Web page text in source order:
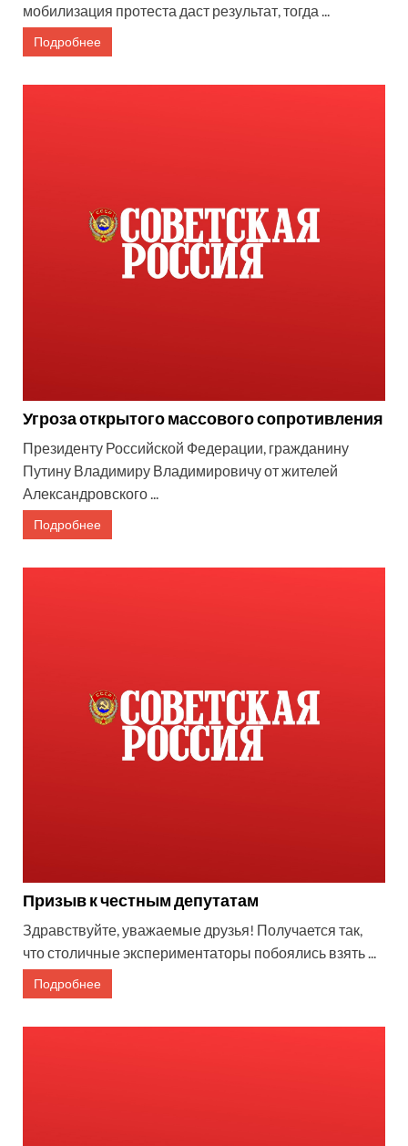
мобилизация протеста даст результат, тогда ...
Подробнее
Угроза открытого массового сопротивления
Президенту Российской Федерации, гражданину
Путину Владимиру Владимировичу от жителей
Александровского ...
Подробнее
Призыв к честным депутатам
Здравствуйте, уважаемые друзья! Получается так,
что столичные экспериментаторы побоялись взять ...
Подробнее